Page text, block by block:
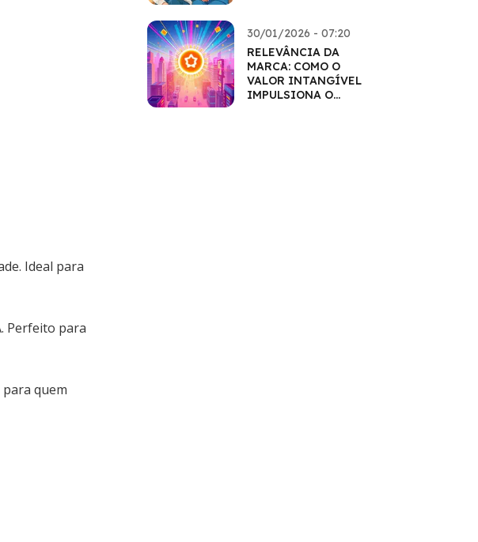
Ideal para
Perfeito para
quem
30/01/2026 - 07:20
RELEVÂNCIA DA
MARCA: COMO O
VALOR INTANGÍVEL
IMPULSIONA O